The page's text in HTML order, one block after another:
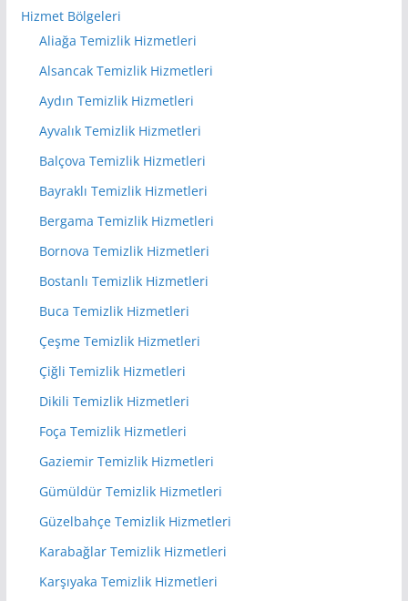
Hizmet Bölgeleri
Aliağa Temizlik Hizmetleri
Alsancak Temizlik Hizmetleri
Aydın Temizlik Hizmetleri
Ayvalık Temizlik Hizmetleri
Balçova Temizlik Hizmetleri
Bayraklı Temizlik Hizmetleri
Bergama Temizlik Hizmetleri
Bornova Temizlik Hizmetleri
Bostanlı Temizlik Hizmetleri
Buca Temizlik Hizmetleri
Çeşme Temizlik Hizmetleri
Çiğli Temizlik Hizmetleri
Dikili Temizlik Hizmetleri
Foça Temizlik Hizmetleri
Gaziemir Temizlik Hizmetleri
Gümüldür Temizlik Hizmetleri
Güzelbahçe Temizlik Hizmetleri
Karabağlar Temizlik Hizmetleri
Karşıyaka Temizlik Hizmetleri